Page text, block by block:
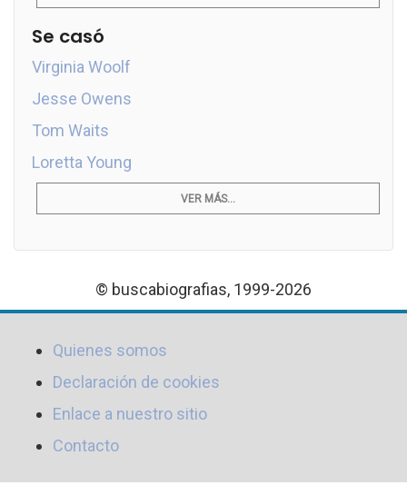
Se casó
Virginia Woolf
Jesse Owens
Tom Waits
Loretta Young
VER MÁS...
© buscabiografias, 1999-2026
Quienes somos
Declaración de cookies
Enlace a nuestro sitio
Contacto